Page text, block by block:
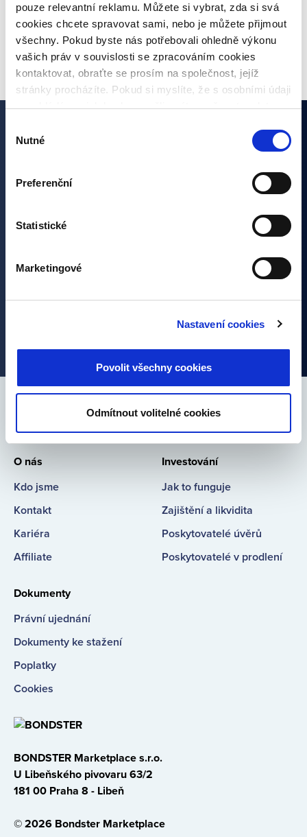
pouze relevantní reklamu. Můžete si vybrat, zda si svá
cookies chcete spravovat sami, nebo je můžete přijmout
všechny. Pokud byste nás potřebovali ohledně výkonu
vašich práv v souvislosti se zpracováním cookies
kontaktovat, obraťte se prosím na společnost, jejíž
stránky procházíte. Pokud si myslíte, že s osobními údaji
nenakládáme, jak bychom měli, máte možnost podat
však rádi, pokud se nejdříve obrátíte přímo na nás a
budeme tak moct Váš požadavek obratem vyřešit. Svoje
nastavení můžete kdykoliv změnit v zápatí stránky
„Nastavení cookies“.
souhlasu
Nutné
Preferenční
Statistické
Marketingové
Nastavení cookies
Povolit všechny cookies
Odmítnout volitelné cookies
VŠECHNY ČLÁNKY
Zajímají vás naše články?
Přihlašte se k odběru a nezmeškejte žádnou novinku ze
Bondster
Facebook
Bondster
LinkedIn
Bondster
Instagram
Bondster
YouTube
O nás
Kdo jsme
Kontakt
Kariéra
Affiliate
Investování
Jak to funguje
Zajištění a likvidita
Poskytovatelé úvěrů
Poskytovatelé v prodlení
Dokumenty
Právní ujednání
Dokumenty ke stažení
Poplatky
Cookies
BONDSTER Marketplace s.r.o.
U Libeňského pivovaru 63/2
181 00 Praha 8 - Libeň
© 2026 Bondster Marketplace